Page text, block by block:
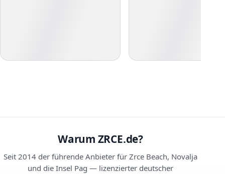
Warum ZRCE.de?
Seit 2014 der führende Anbieter für Zrce Beach, Novalja
und die Insel Pag — lizenzierter deutscher